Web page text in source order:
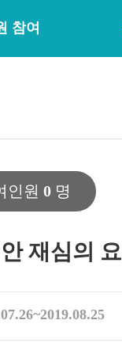
참여
인원0 명
재심의